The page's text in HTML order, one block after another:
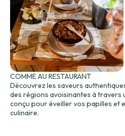
COMME AU RESTAURANT
Découvrez les saveurs
des régions avoisinantes à travers
conçu pour éveiller vos papilles et
culinaire.